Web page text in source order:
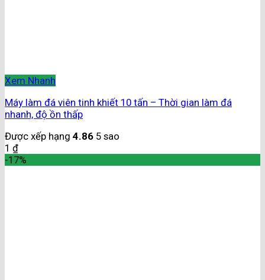
Xem Nhanh
Máy làm đá viên tinh khiết 10 tấn – Thời gian làm đá
nhanh, độ ồn thấp
Được xếp hạng 4.86 5 sao
1 ₫
-17%